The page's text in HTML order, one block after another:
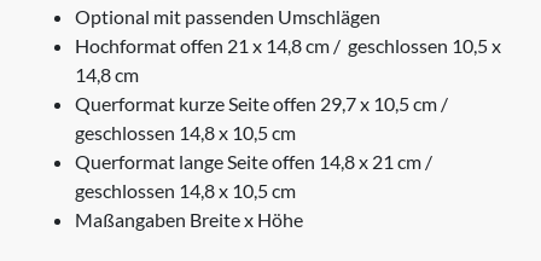
Optional mit passenden Umschlägen
Hochformat offen 21 x 14,8 cm / geschlossen 10,5 x
14,8 cm
Querformat kurze Seite offen 29,7 x 10,5 cm /
geschlossen 14,8 x 10,5 cm
Querformat lange Seite offen 14,8 x 21 cm /
geschlossen 14,8 x 10,5 cm
Maßangaben Breite x Höhe